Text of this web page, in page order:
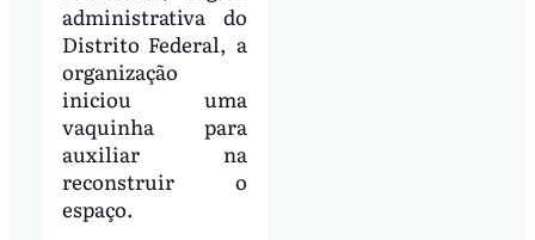
administrativa do
Distrito Federal, a
organização
iniciou uma
vaquinha para
auxiliar na
reconstruir o
espaço.